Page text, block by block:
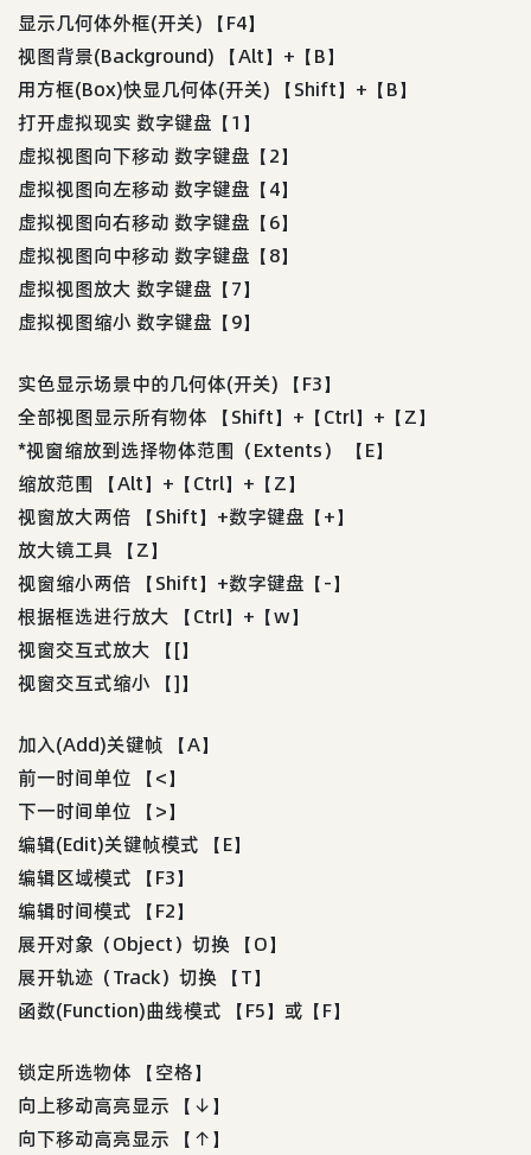
显示几何体外框(开关) 【F4】
视图背景(Background) 【Alt】+【B】
用方框(Box)快显几何体(开关) 【Shift】+【B】
打开虚拟现实 数字键盘【1】
虚拟视图向下移动 数字键盘【2】
虚拟视图向左移动 数字键盘【4】
虚拟视图向右移动 数字键盘【6】
虚拟视图向中移动 数字键盘【8】
虚拟视图放大 数字键盘【7】
虚拟视图缩小 数字键盘【9】
实色显示场景中的几何体(开关) 【F3】
全部视图显示所有物体 【Shift】+【Ctrl】+【Z】
*视窗缩放到选择物体范围（Extents） 【E】
缩放范围 【Alt】+【Ctrl】+【Z】
视窗放大两倍 【Shift】+数字键盘【+】
放大镜工具 【Z】
视窗缩小两倍 【Shift】+数字键盘【-】
根据框选进行放大 【Ctrl】+【w】
视窗交互式放大 【[】
视窗交互式缩小 【]】
加入(Add)关键帧 【A】
前一时间单位 【<】
下一时间单位 【>】
编辑(Edit)关键帧模式 【E】
编辑区域模式 【F3】
编辑时间模式 【F2】
展开对象（Object）切换 【O】
展开轨迹（Track）切换 【T】
函数(Function)曲线模式 【F5】或【F】
锁定所选物体 【空格】
向上移动高亮显示 【↓】
向下移动高亮显示 【↑】